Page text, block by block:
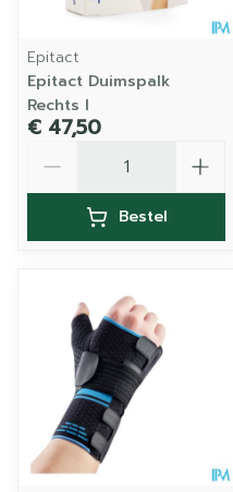
Epitact
Epitact Duimspalk
Rechts l
€ 47,50
Bestel